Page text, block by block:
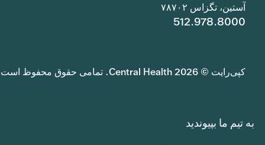
آستین، تگزاس ۷۸۷۰۲
512.978.8000
کپی‌رایت © 2026 Central Health. تمامی حقوق محفوظ است.
به تیم ما بپیوندید